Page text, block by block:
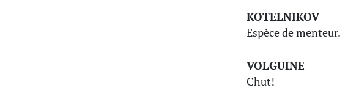
KOTELNIKOV
Espèce de menteur.
VOLGUINE
Chut!